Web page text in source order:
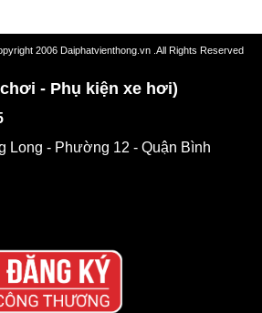
2006 Daiphatvienthong.vn .All Rights Reserved
- Phụ kiện xe hơi)
Long - Phường 12 - Quận Bình